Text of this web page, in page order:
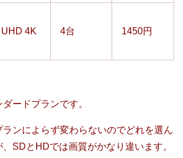
UHD 4K 4台 1450円
ードプランです。
ンによらず変わらないのでどれを選ん
SDとHDでは画質がかなり違います。